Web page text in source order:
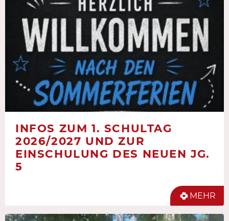
INFOS ZUM 1. SCHULTAG
2026/2027 UND ZUR
EINSCHULUNG DES NEUEN JG.
5
MEHR